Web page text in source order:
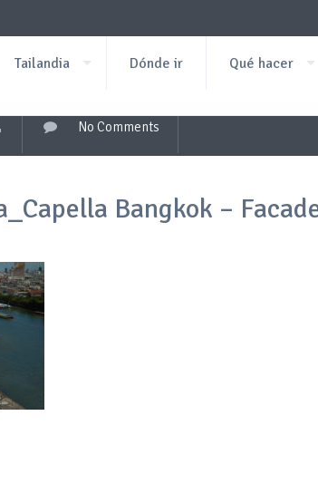
Tailandia Dónde ir Qué hacer
No Comments
Bangkok –